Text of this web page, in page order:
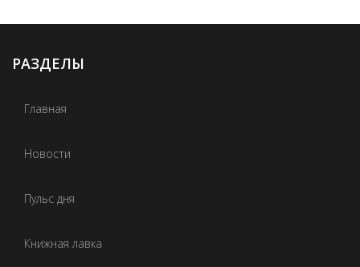
РАЗДЕЛЫ
Главная
Новости
Пульс дня
Книжная лавка